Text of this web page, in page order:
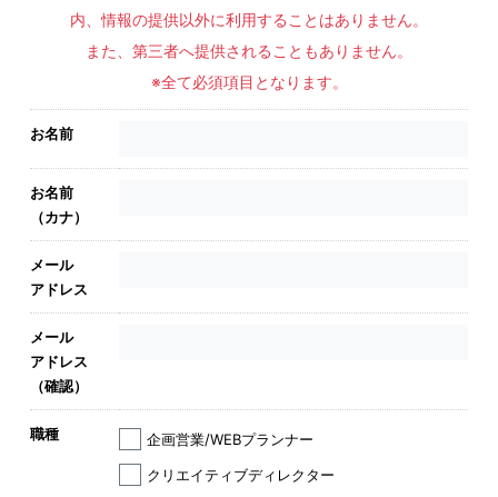
内、情報の提供以外に利用することはありません。
また、第三者へ提供されることもありません。
※全て必須項目となります。
お名前
お名前
（カナ）
メール
アドレス
メール
アドレス
（確認）
職種
企画営業/WEBプランナー
クリエイティブディレクター